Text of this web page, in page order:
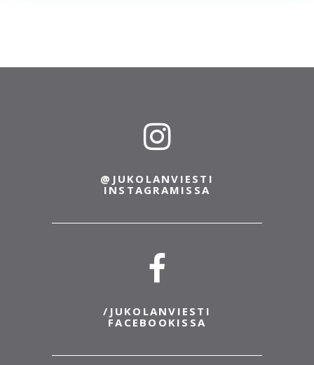
@JUKOLANVIESTI
INSTAGRAMISSA
/JUKOLANVIESTI
FACEBOOKISSA